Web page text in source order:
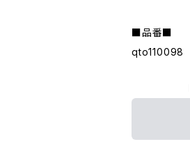
■品番■
qto110098